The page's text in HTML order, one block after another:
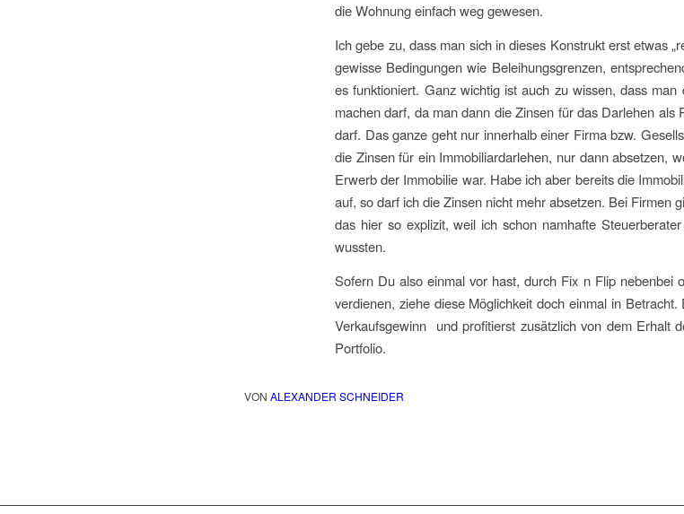
die Wohnung einfach weg gewesen.
Ich gebe zu, dass man sich in dieses Konstrukt erst etwas
gewisse Bedingungen wie Beleihungsgrenzen,
es funktioniert. Ganz wichtig ist auch zu wissen, dass man
machen darf, da man dann die Zinsen für das Darlehen als
darf. Das ganze geht nur innerhalb einer Firma bzw.
die Zinsen für ein Immobiliardarlehen, nur dann absetzen,
Erwerb der Immobilie war. Habe ich aber bereits die
auf, so darf ich die Zinsen nicht mehr absetzen. Bei Firmen
das hier so explizit, weil ich schon namhafte
wussten.
Sofern Du also einmal vor hast, durch Fix n Flip nebenbei
verdienen, ziehe diese Möglichkeit doch einmal in
Verkaufsgewinn und profitierst zusätzlich von dem Erhalt
Portfolio.
VON ALEXANDER SCHNEIDER